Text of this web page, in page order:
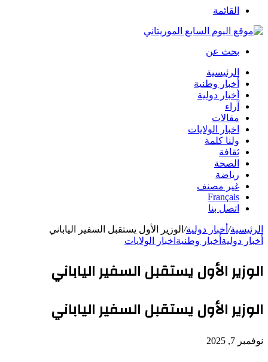
القائمة
بحث عن
الرئيسية
أخبار وطنية
أخبار دولية
آراء
مقالات
اخبار الولايات
ولنا كلمة
ثقافة
الصحة
رياضة
غير مصنف
Français
اتصل بنا
الرئيسية/ أخبار دولية/ الوزير الأول يستقبل السفير الياباني
أخبار دولية أخبار وطنية اخبار الولايات
الوزير الأول يستقبل السفير الياباني
الوزير الأول يستقبل السفير الياباني
نوفمبر 7, 2025